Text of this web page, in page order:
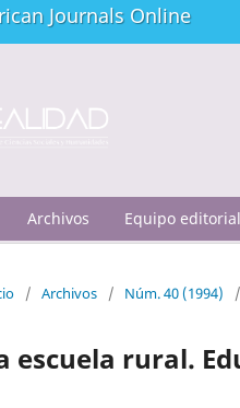
Journals Online
Archivos Equipo editorial
/ Archivos / Núm. 40 (1994) /
escuela rural.